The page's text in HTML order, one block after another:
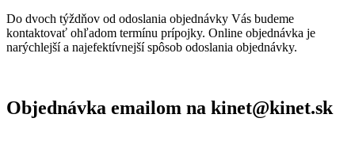
Do dvoch týždňov od odoslania objednávky Vás budeme
kontaktovať ohľadom termínu prípojky. Online objednávka je
narýchlejší a najefektívnejší spôsob odoslania objednávky.
Objednávka emailom na kinet@kinet.sk